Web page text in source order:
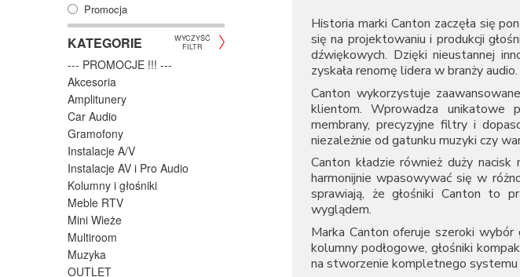
Promocja
KATEGORIE
WYCZYŚĆ
FILTR
--- PROMOCJE !!! ---
Akcesoria
Amplitunery
Car Audio
Gramofony
Instalacje A/V
Instalacje AV i Pro Audio
Kolumny i głośniki
Meble RTV
Mini Wieże
Multiroom
Muzyka
OUTLET
Historia marki Canton zaczęła się
się na projektowaniu i produkcji
dźwiękowych. Dzięki nieustannej
zyskała renomę lidera w branży audio.
Canton wykorzystuje
klientom. Wprowadza unikatowe
membrany, precyzyjne filtry i
niezależnie od gatunku muzyki czy
Canton kładzie również duży
harmonijnie wpasowywać się w
sprawiają, że głośniki Canton to
wyglądem.
Marka Canton oferuje szeroki wybór
kolumny podłogowe, głośniki
na stworzenie kompletnego systemu